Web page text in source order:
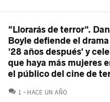
"Llorarás de terror".
Boyle defiende el
'28 años después' y
que haya más mujeres
el público del cine de
1 COMENTARIOS
HACE UN AÑO